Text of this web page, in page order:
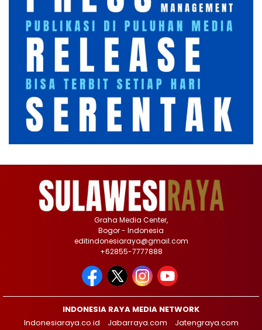
Graha Media Center,
Bogor - Indonesia
editindonesiaraya@gmail.com
+62855-7777888
INDONESIA RAYA MEDIA NETWORK
Indonesiaraya.co.id
Jabarraya.com
Jatengraya.com